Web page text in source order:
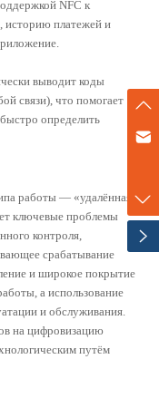
и
требованиям
развития
NFC к
историю платежей и
выводит коды
связи), что помогает
определить
работы — «удалённая
ключевые проблемы
контроля,
срабатывание
и широкое покрытие
а использование
и обслуживания.
на цифровизацию
путём